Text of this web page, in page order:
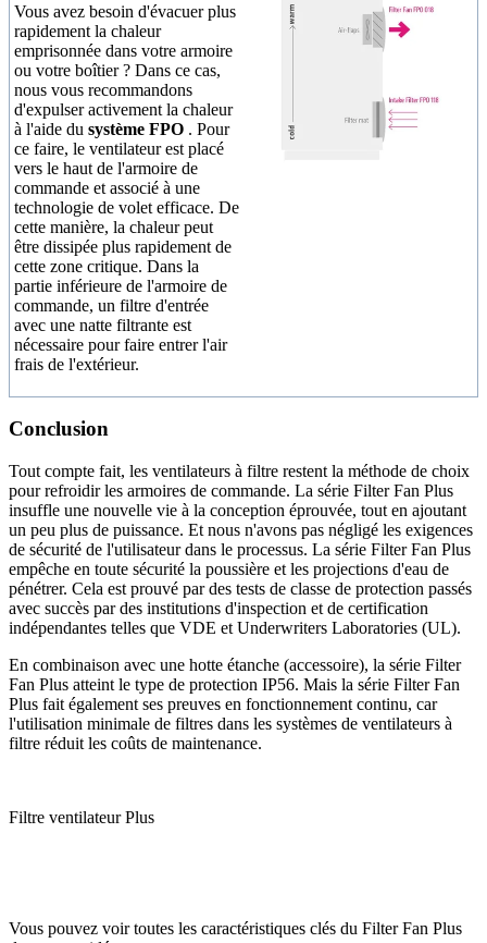
Vous avez besoin d'évacuer plus
rapidement la chaleur
emprisonnée dans votre armoire
ou votre boîtier ? Dans ce cas,
nous vous recommandons
d'expulser activement la chaleur
à l'aide du système FPO . Pour
ce faire, le ventilateur est placé
vers le haut de l'armoire de
commande et associé à une
technologie de volet efficace. De
cette manière, la chaleur peut
être dissipée plus rapidement de
cette zone critique. Dans la
partie inférieure de l'armoire de
commande, un filtre d'entrée
avec une natte filtrante est
nécessaire pour faire entrer l'air
frais de l'extérieur.
Conclusion
Tout compte fait, les ventilateurs à filtre restent la méthode de choix
pour refroidir les armoires de commande. La série Filter Fan Plus
insuffle une nouvelle vie à la conception éprouvée, tout en ajoutant
un peu plus de puissance. Et nous n'avons pas négligé les exigences
de sécurité de l'utilisateur dans le processus. La série Filter Fan Plus
empêche en toute sécurité la poussière et les projections d'eau de
pénétrer. Cela est prouvé par des tests de classe de protection passés
avec succès par des institutions d'inspection et de certification
indépendantes telles que VDE et Underwriters Laboratories (UL).
En combinaison avec une hotte étanche (accessoire), la série Filter
Fan Plus atteint le type de protection IP56. Mais la série Filter Fan
Plus fait également ses preuves en fonctionnement continu, car
l'utilisation minimale de filtres dans les systèmes de ventilateurs à
filtre réduit les coûts de maintenance.
Filtre ventilateur Plus
Vous pouvez voir toutes les caractéristiques clés du Filter Fan Plus